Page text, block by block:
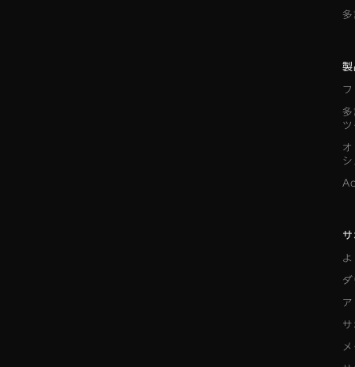
多
製
多